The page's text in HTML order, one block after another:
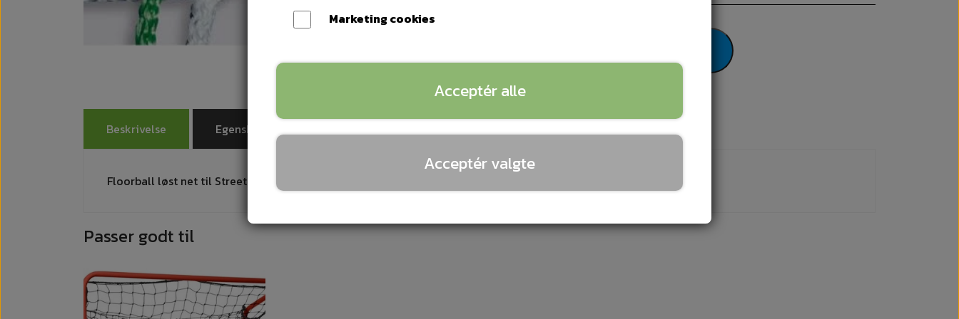
RULLESKØJTER BORDSPIL
BORDFODBOLD
Beskrivelse Egenskaber
Floorball løst net til Street - Medium 60x90cm collapsible
Passer godt til
Marketing cookies
Acceptér alle
Acceptér valgte